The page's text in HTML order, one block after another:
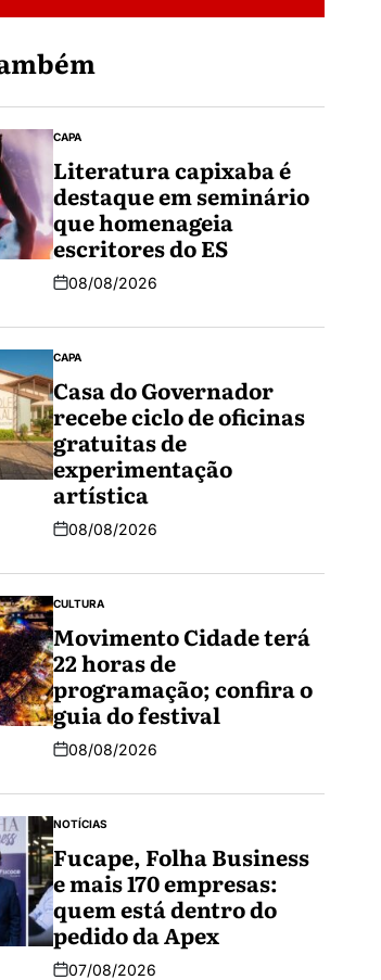
CAPA
Literatura capixaba é
destaque em seminário
que homenageia
escritores do ES
08/08/2026
CAPA
Casa do Governador
recebe ciclo de oficinas
gratuitas de
experimentação
artística
08/08/2026
CULTURA
Movimento Cidade terá
22 horas de
programação; confira o
guia do festival
08/08/2026
NOTÍCIAS
Fucape, Folha Business
e mais 170 empresas:
quem está dentro do
pedido da Apex
07/08/2026